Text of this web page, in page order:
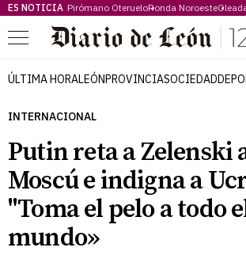
ES NOTICIA Pirómano OterueloRonda Noroeste
Menú
ÚLTIMA HORALEÓNPROVINCIASOCIEDAD
INTERNACIONAL
Putin reta a Zelenski
Moscú e indigna a
"Toma el pelo a todo
mundo»